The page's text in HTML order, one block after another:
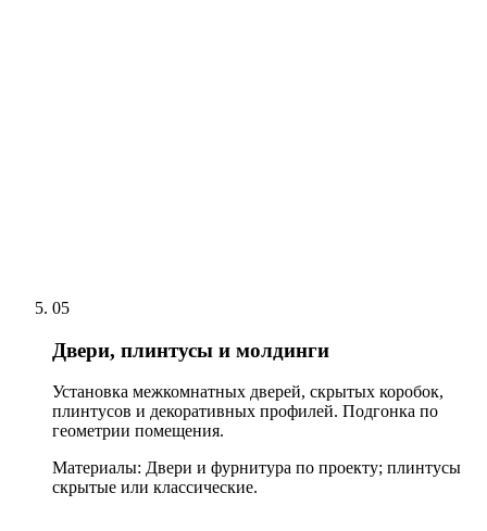
05
Двери, плинтусы и молдинги
Установка межкомнатных дверей, скрытых коробок,
плинтусов и декоративных профилей. Подгонка по
геометрии помещения.
Материалы: Двери и фурнитура по проекту; плинтусы
скрытые или классические.